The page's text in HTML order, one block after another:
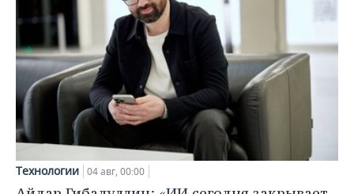
Технологии 04 авг, 00:00